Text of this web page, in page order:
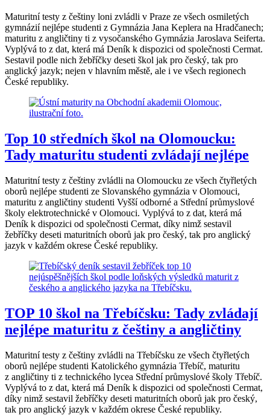
Maturitní testy z češtiny loni zvládli v Praze ze všech osmiletých
gymnázií nejlépe studenti z Gymnázia Jana Keplera na Hradčanech;
maturitu z angličtiny ti z vysočanského Gymnázia Jaroslava Seiferta.
Vyplývá to z dat, která má Deník k dispozici od společnosti Cermat.
Sestavil podle nich žebříčky deseti škol jak pro český, tak pro
anglický jazyk; nejen v hlavním městě, ale i ve všech regionech
České republiky.
Top 10 středních škol na Olomoucku:
Tady maturitu studenti zvládají nejlépe
Maturitní testy z češtiny zvládli na Olomoucku ze všech čtyřletých
oborů nejlépe studenti ze Slovanského gymnázia v Olomouci,
maturitu z angličtiny studenti Vyšší odborné a Střední průmyslové
školy elektrotechnické v Olomouci. Vyplývá to z dat, která má
Deník k dispozici od společnosti Cermat, díky nimž sestavil
žebříčky deseti maturitních oborů jak pro český, tak pro anglický
jazyk v každém okrese České republiky.
TOP 10 škol na Třebíčsku: Tady zvládají
nejlépe maturitu z češtiny a angličtiny
Maturitní testy z češtiny zvládli na Třebíčsku ze všech čtyřletých
oborů nejlépe studenti Katolického gymnázia Třebíč, maturitu
z angličtiny ti z technického lycea Střední průmyslové školy Třebíč.
Vyplývá to z dat, která má Deník k dispozici od společnosti Cermat,
díky nimž sestavil žebříčky deseti maturitních oborů jak pro český,
tak pro anglický jazyk v každém okrese České republiky.